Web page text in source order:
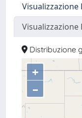
Visualizzazione
Visualizzazione
Distribuzione
+
–